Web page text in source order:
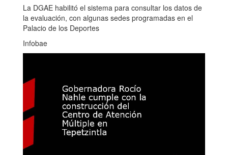
La DGAE habilitó el sistema para consultar los datos de
la evaluación, con algunas sedes programadas en el
Palacio de los Deportes
Infobae